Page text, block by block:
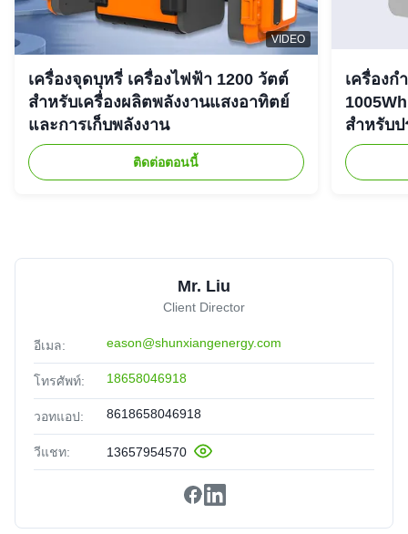
VIDEO
เครื่องจุดบุหรี่ เครื่องไฟฟ้า 1200 วัตต์
สําหรับเครื่องผลิตพลังงานแสงอาทิตย์
และการเก็บพลังงาน
ติดต่อตอนนี้
เครื่องกํ
สําหรับ
Mr. Liu
Client Director
อีเมล: eason@shunxiangenergy.com
โทรศัพท์: 18658046918
วอทแอป: 8618658046918
วีแชท: 13657954570